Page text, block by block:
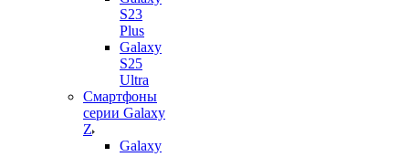
S23
Plus
Galaxy
S25
Ultra
Смартфоны
серии Galaxy
Z
Galaxy